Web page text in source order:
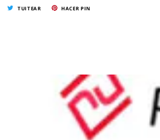
TUITEAR HACER PIN